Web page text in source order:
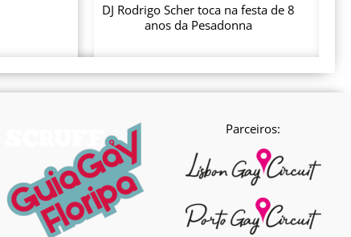
DJ Rodrigo Scher toca na festa de 8
anos da Pesadonna
Parceiros: